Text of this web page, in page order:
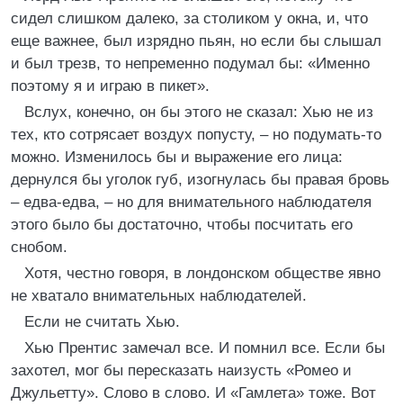
сидел слишком далеко, за столиком у окна, и, что
еще важнее, был изрядно пьян, но если бы слышал
и был трезв, то непременно подумал бы: «Именно
поэтому я и играю в пикет».
Вслух, конечно, он бы этого не сказал: Хью не из
тех, кто сотрясает воздух попусту, – но подумать-то
можно. Изменилось бы и выражение его лица:
дернулся бы уголок губ, изогнулась бы правая бровь
– едва-едва, – но для внимательного наблюдателя
этого было бы достаточно, чтобы посчитать его
снобом.
Хотя, честно говоря, в лондонском обществе явно
не хватало внимательных наблюдателей.
Если не считать Хью.
Хью Прентис замечал все. И помнил все. Если бы
захотел, мог бы пересказать наизусть «Ромео и
Джульетту». Слово в слово. И «Гамлета» тоже. Вот